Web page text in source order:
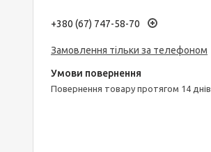
+380 (67) 747-58-70
Замовлення тільки за телефоном
повернення товару протягом 14 днів